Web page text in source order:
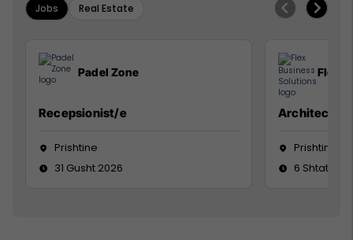
Jobs Real Estate
Padel Zone
Recepsionist/e
Prishtine
31 Gusht 2026
Flex
Architect
Prishtinë
6 Shtator